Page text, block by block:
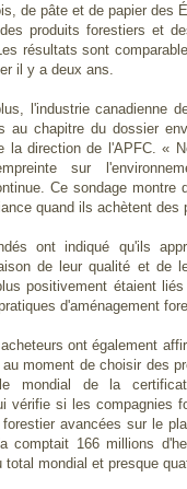
de pâte et de papier des
produits forestiers et
résultats sont
il y a deux ans.
l'industrie canadienne
au chapitre du dossier
la direction de l'APFC. «
sur
Ce sondage
quand ils achètent des
ont indiqué qu'ils
de leur qualité et de
positivement étaient
d'aménagement
ont également
moment de choisir des
mondial de la
vérifie si les compagnies
forestier avancées sur le
comptait 166 millions
total mondial et presque